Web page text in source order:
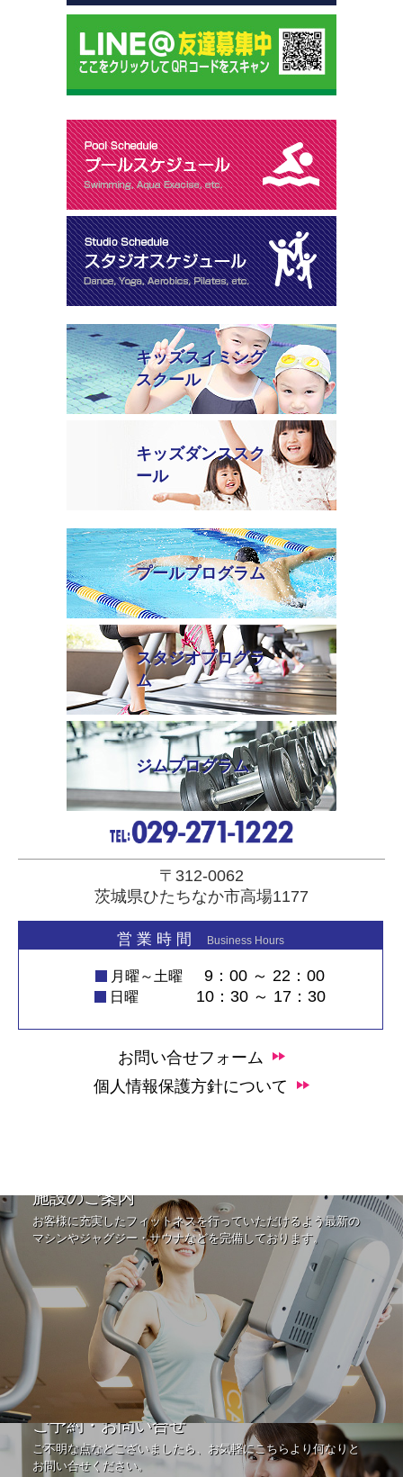
キッズスイミング
スクール
キッズダンススク
ール
プールプログラム
スタジオプログラ
ム
ジムプログラム
〒312-0062
茨城県ひたちなか市高場1177
営 業 時 間 Business Hours
月曜～土曜 9：00 ～ 22：00
日曜 10：30 ～ 17：30
お問い合せフォーム
個人情報保護方針について
施設のご案内
お客様に充実したフィットネスを行っていただけるよう最新の
マシンやジャグジー・サウナなどを完備しております。
ご予約・お問い合せ
ご不明な点などございましたら、お気軽にこちらより何なりと
お問い合せください。